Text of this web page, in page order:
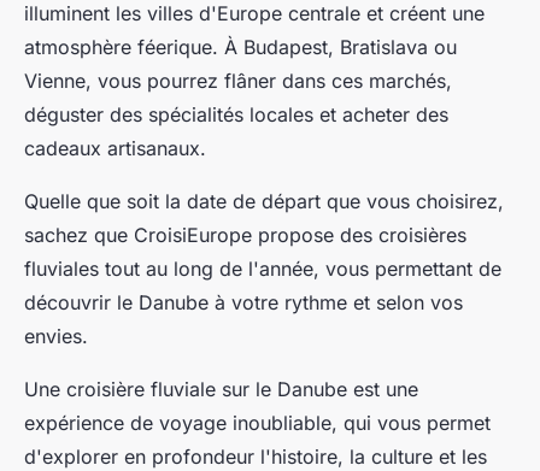
illuminent les villes d'Europe centrale et créent une
atmosphère féerique. À Budapest, Bratislava ou
Vienne, vous pourrez flâner dans ces marchés,
déguster des spécialités locales et acheter des
cadeaux artisanaux.
Quelle que soit la date de départ que vous choisirez,
sachez que CroisiEurope propose des croisières
fluviales tout au long de l'année, vous permettant de
découvrir le Danube à votre rythme et selon vos
envies.
Une croisière fluviale sur le Danube est une
expérience de voyage inoubliable, qui vous permet
d'explorer en profondeur l'histoire, la culture et les